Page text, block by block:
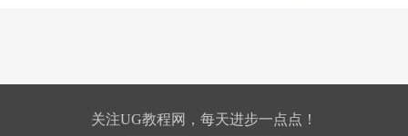
关注UG教程网，每天进步一点点！